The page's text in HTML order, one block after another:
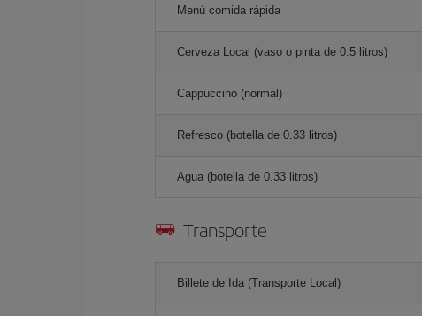
Menú comida rápida
Cerveza Local (vaso o pinta de 0.5 litros)
Cappuccino (normal)
Refresco (botella de 0.33 litros)
Agua (botella de 0.33 litros)
Transporte
Billete de Ida (Transporte Local)